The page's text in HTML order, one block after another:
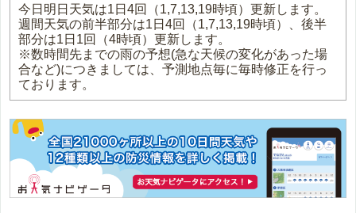
今日明日天気は1日4回（1,7,13,19時頃）更新します。
週間天気の前半部分は1日4回（1,7,13,19時頃）、後半
部分は1日1回（4時頃）更新します。
※数時間先までの雨の予想(急な天候の変化があった場
合など)につきましては、予測地点毎に毎時修正を行っ
ております。